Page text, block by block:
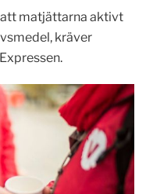
matjättarna aktivt
kräver